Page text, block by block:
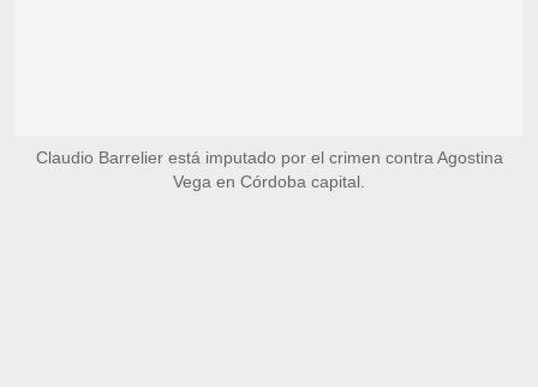
Claudio Barrelier está imputado por el crimen contra Agostina
Vega en Córdoba capital.